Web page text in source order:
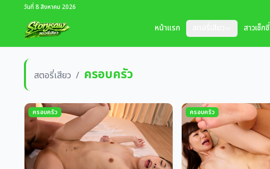
วันที่ 8 สิงหาคม 2026
หน้าแรก สาวเซ็กซี่
สตอรี่เสียว / ครอบครัว
ครอบครัว ครอบครัว